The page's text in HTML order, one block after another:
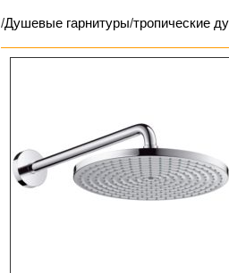
/Душевые гарнитуры/тропические